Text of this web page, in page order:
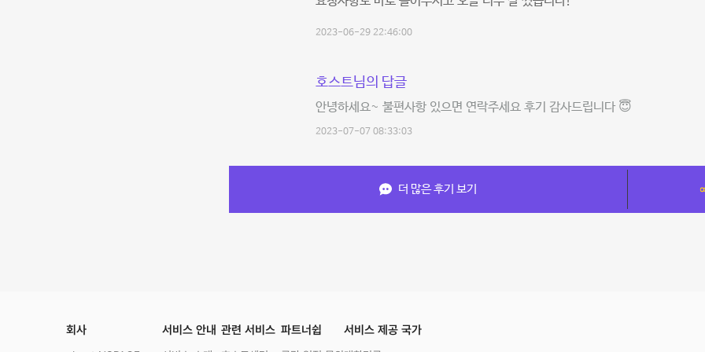
2023-06-29 22:46:00
호스트님의 답글
안녕하세요~ 불편사항 있으면 연락주세요 후기 감사드립니다 😇
2023-07-07 08:33:03
더 많은 후기 보기
회사 서비스 안내 관련 서비스 파트너쉽 서비스 제공 국가